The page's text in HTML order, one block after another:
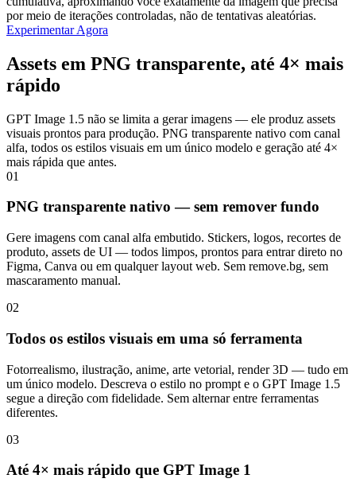
por meio de iterações controladas, não de tentativas aleatórias.
Experimentar Agora
Assets em PNG transparente, até 4× mais
rápido
GPT Image 1.5 não se limita a gerar imagens — ele produz assets
visuais prontos para produção. PNG transparente nativo com canal
alfa, todos os estilos visuais em um único modelo e geração até 4×
mais rápida que antes.
01
PNG transparente nativo — sem remover fundo
Gere imagens com canal alfa embutido. Stickers, logos, recortes de
produto, assets de UI — todos limpos, prontos para entrar direto no
Figma, Canva ou em qualquer layout web. Sem remove.bg, sem
mascaramento manual.
02
Todos os estilos visuais em uma só ferramenta
Fotorrealismo, ilustração, anime, arte vetorial, render 3D — tudo em
um único modelo. Descreva o estilo no prompt e o GPT Image 1.5
segue a direção com fidelidade. Sem alternar entre ferramentas
diferentes.
03
Até 4× mais rápido que GPT Image 1